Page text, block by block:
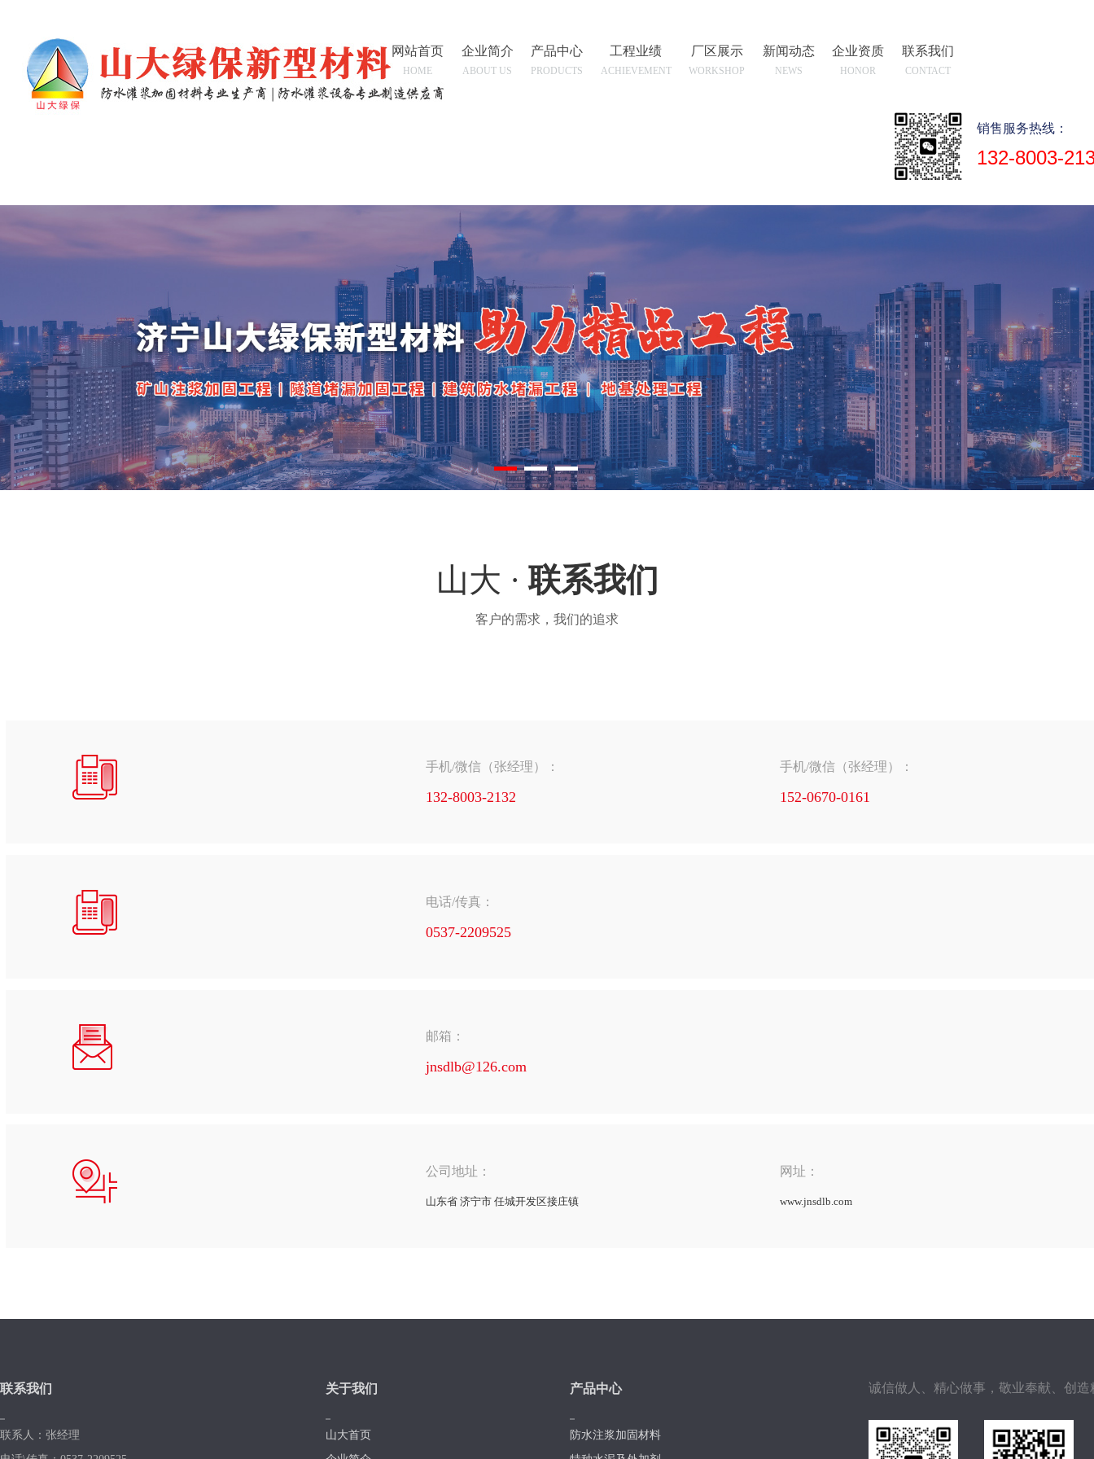
网站首页
HOME
企业简介
ABOUT US
产品中心
PRODUCTS
工程业绩
ACHIEVEMENT
厂区展示
WORKSHOP
新闻动态
NEWS
企业资质
HONOR
联系我们
CONTACT
销售服务热线：
132-8003-
山大 ·联系我们
客户的需求，我们的追求
手机/微信（张经理）：
132-8003-2132
手机/微信（张经理）：
152-0670-0161
电话/传真：
0537-2209525
邮箱：
jnsdlb@126.com
公司地址：
山东省 济宁市 任城开发区接庄镇
网址：
www.jnsdlb.com
诚信做人、精心做事，敬业奉献、创造
联系我们
联系人：张经理
关于我们
山大首页
产品中心
防水注浆加固材料